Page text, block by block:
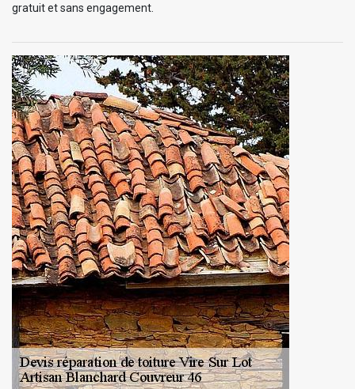
gratuit et sans engagement.